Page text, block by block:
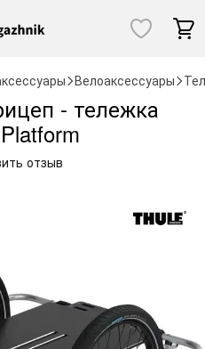
Велоаксессуары
- тележка
отзыв